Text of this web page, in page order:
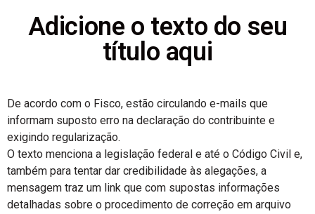
Adicione o texto do seu
título aqui
De acordo com o Fisco, estão circulando e-mails que
informam suposto erro na declaração do contribuinte e
exigindo regularização.
O texto menciona a legislação federal e até o Código Civil e,
também para tentar dar credibilidade às alegações, a
mensagem traz um link que com supostas informações
detalhadas sobre o procedimento de correção em arquivo